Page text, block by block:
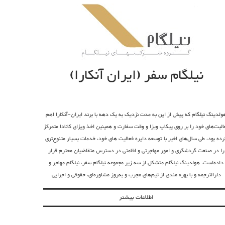
روال
ترکیه حدود۱۵روز طول می کشد. برای
امکان
وجود
نوع اقامت
شرکت کرده و
ویزای
اطلاعات
که یک شرکت
نیاز، برای
نیلگام سفر (ایران آنکارا)
نیلگام که پیش از این به مدت نزدیک به یک دهه با برند ایران-آنکارا اهم
خود را بر روی پیکاپ ویزا و وقت سفارت و همپنین اخذ ویزای کانادا متمرکز
بود، طی سال‌های اخیر با توسعه دایره فعالیت های خود، خدمات بسیار متنوع‌تری
را در صنعت گردشگری و امور مهاجرتی و اقامتی در دسترس متقاضیان محترم قرار
داده‌است. هولدینگ نیلگام متشکل از سه زیر مجموعه نیلگام سفر، نیلگام مهاجر و
دارالترجمه و با بهره مندی از تیم‌های مجرب و به‌روز مشاوره‌ای، حقوقی و اجرایی
می‌کوشد تا با بیشترین دقت و در کوتاه‎ترین زمان ممکن، پاسخگوی دغدغه‌های
مشتریان خود باشد
اطلاعات بیشتر